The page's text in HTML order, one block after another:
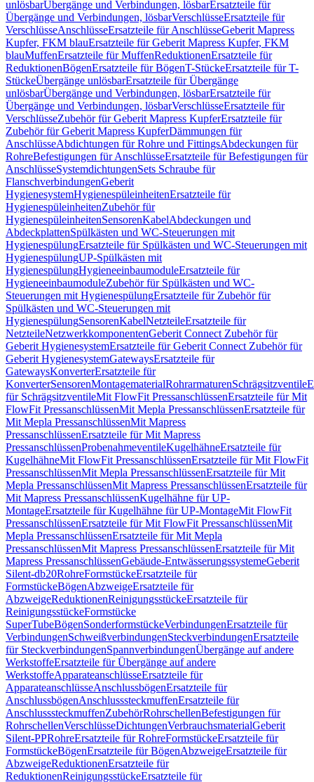
unlösbarÜbergänge und Verbindungen, lösbarErsatzteile für
Übergänge und Verbindungen, lösbarVerschlüsseErsatzteile für
VerschlüsseAnschlüsseErsatzteile für AnschlüsseGeberit Mapress
Kupfer, FKM blauErsatzteile für Geberit Mapress Kupfer, FKM
blauMuffenErsatzteile für MuffenReduktionenErsatzteile für
ReduktionenBögenErsatzteile für BögenT-StückeErsatzteile für T-
StückeÜbergänge unlösbarErsatzteile für Übergänge
unlösbarÜbergänge und Verbindungen, lösbarErsatzteile für
Übergänge und Verbindungen, lösbarVerschlüsseErsatzteile für
VerschlüsseZubehör für Geberit Mapress KupferErsatzteile für
Zubehör für Geberit Mapress KupferDämmungen für
AnschlüsseAbdichtungen für Rohre und FittingsAbdeckungen für
RohreBefestigungen für AnschlüsseErsatzteile für Befestigungen für
AnschlüsseSystemdichtungenSets Schraube für
FlanschverbindungenGeberit
HygienesystemHygienespüleinheitenErsatzteile für
HygienespüleinheitenZubehör für
HygienespüleinheitenSensorenKabelAbdeckungen und
AbdeckplattenSpülkästen und WC-Steuerungen mit
HygienespülungErsatzteile für Spülkästen und WC-Steuerungen mit
HygienespülungUP-Spülkästen mit
HygienespülungHygieneeinbaumoduleErsatzteile für
HygieneeinbaumoduleZubehör für Spülkästen und WC-
Steuerungen mit HygienespülungErsatzteile für Zubehör für
Spülkästen und WC-Steuerungen mit
HygienespülungSensorenKabelNetzteileErsatzteile für
NetzteileNetzwerkkomponentenGeberit Connect Zubehör für
Geberit HygienesystemErsatzteile für Geberit Connect Zubehör für
Geberit HygienesystemGatewaysErsatzteile für
GatewaysKonverterErsatzteile für
KonverterSensorenMontagematerialRohrarmaturenSchrägsitzventile
für SchrägsitzventileMit FlowFit PressanschlüssenErsatzteile für Mit
FlowFit PressanschlüssenMit Mepla PressanschlüssenErsatzteile für
Mit Mepla PressanschlüssenMit Mapress
PressanschlüssenErsatzteile für Mit Mapress
PressanschlüssenProbenahmeventileKugelhähneErsatzteile für
KugelhähneMit FlowFit PressanschlüssenErsatzteile für Mit FlowFit
PressanschlüssenMit Mepla PressanschlüssenErsatzteile für Mit
Mepla PressanschlüssenMit Mapress PressanschlüssenErsatzteile für
Mit Mapress PressanschlüssenKugelhähne für UP-
MontageErsatzteile für Kugelhähne für UP-MontageMit FlowFit
PressanschlüssenErsatzteile für Mit FlowFit PressanschlüssenMit
Mepla PressanschlüssenErsatzteile für Mit Mepla
PressanschlüssenMit Mapress PressanschlüssenErsatzteile für Mit
Mapress PressanschlüssenGebäude-EntwässerungssystemeGeberit
Silent-db20RohreFormstückeErsatzteile für
FormstückeBögenAbzweigeErsatzteile für
AbzweigeReduktionenReinigungsstückeErsatzteile für
ReinigungsstückeFormstücke
SuperTubeBögenSonderformstückeVerbindungenErsatzteile für
VerbindungenSchweißverbindungenSteckverbindungenErsatzteile
für SteckverbindungenSpannverbindungenÜbergänge auf andere
WerkstoffeErsatzteile für Übergänge auf andere
WerkstoffeApparateanschlüsseErsatzteile für
ApparateanschlüsseAnschlussbögenErsatzteile für
AnschlussbögenAnschlusssteckmuffenErsatzteile für
AnschlusssteckmuffenZubehörRohrschellenBefestigungen für
RohrschellenVerschlüsseDichtungenVerbrauchsmaterialGeberit
Silent-PPRohreErsatzteile für RohreFormstückeErsatzteile für
FormstückeBögenErsatzteile für BögenAbzweigeErsatzteile für
AbzweigeReduktionenErsatzteile für
ReduktionenReinigungsstückeErsatzteile für